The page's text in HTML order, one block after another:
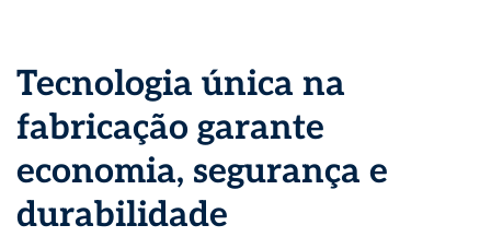
Tecnologia única na
fabricação garante
economia, segurança e
durabilidade